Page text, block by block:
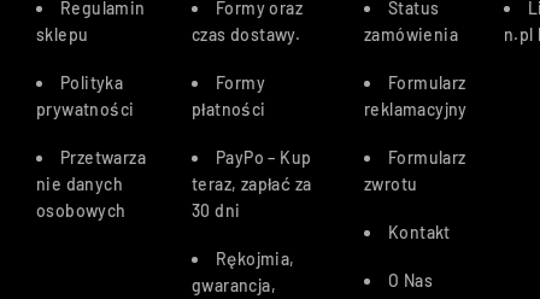
Regulamin
sklepu
Polityka
prywatności
Przetwarza
nie danych
osobowych
Formy oraz
czas dostawy.
Formy
płatności
PayPo – Kup
teraz, zapłać za
30 dni
Rękojmia,
gwarancja,
Status
zamówienia
Formularz
reklamacyjny
Formularz
zwrotu
Kontakt
O Nas
n.pl